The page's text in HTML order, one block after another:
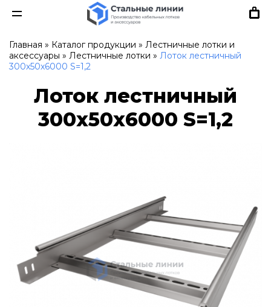
Главная » Каталог продукции » Лестничные лотки и
аксессуары » Лестничные лотки » Лоток лестничный
300х50х6000 S=1,2
Лоток лестничный
300х50х6000 S=1,2